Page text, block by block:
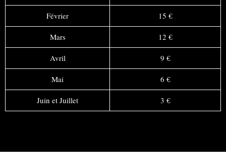
Février 15 €
Mars 12 €
Avril 9 €
Mai 6 €
Juin et Juillet 3 €